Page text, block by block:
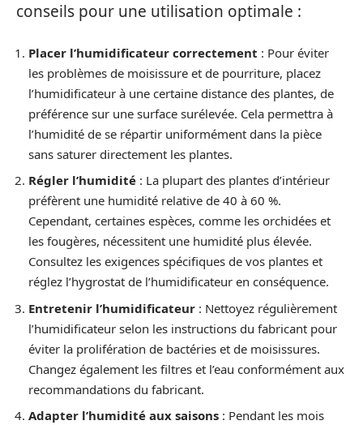
conseils pour une utilisation optimale :
Placer l’humidificateur correctement : Pour éviter
les problèmes de moisissure et de pourriture, placez
l’humidificateur à une certaine distance des plantes, de
préférence sur une surface surélevée. Cela permettra à
l’humidité de se répartir uniformément dans la pièce
sans saturer directement les plantes.
Régler l’humidité : La plupart des plantes d’intérieur
préfèrent une humidité relative de 40 à 60 %.
Cependant, certaines espèces, comme les orchidées et
les fougères, nécessitent une humidité plus élevée.
Consultez les exigences spécifiques de vos plantes et
réglez l’hygrostat de l’humidificateur en conséquence.
Entretenir l’humidificateur : Nettoyez régulièrement
l’humidificateur selon les instructions du fabricant pour
éviter la prolifération de bactéries et de moisissures.
Changez également les filtres et l’eau conformément aux
recommandations du fabricant.
Adapter l’humidité aux saisons : Pendant les mois